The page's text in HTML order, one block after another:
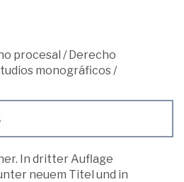
procesal /Derecho
monográficos/
In dritter Auflage
neuem Titel und in